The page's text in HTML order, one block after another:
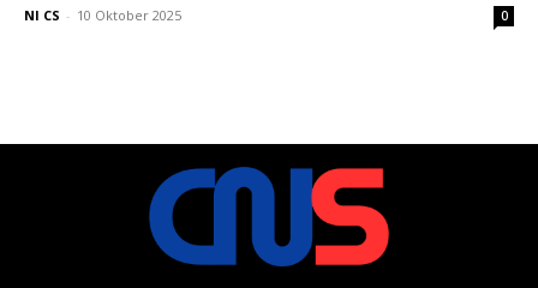
NI CS - 10 Oktober 2025 0